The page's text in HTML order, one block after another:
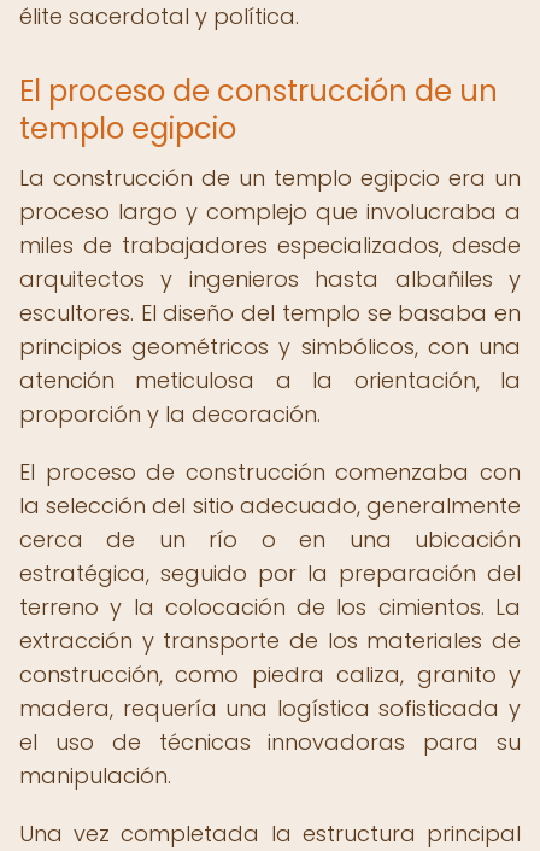
élite sacerdotal y política.
El proceso de construcción de un
templo egipcio
La construcción de un templo egipcio era un
proceso largo y complejo que involucraba a
miles de trabajadores especializados, desde
arquitectos y ingenieros hasta albañiles y
escultores. El diseño del templo se basaba en
principios geométricos y simbólicos, con una
atención meticulosa a la orientación, la
proporción y la decoración.
El proceso de construcción comenzaba con
la selección del sitio adecuado, generalmente
cerca de un río o en una ubicación
estratégica, seguido por la preparación del
terreno y la colocación de los cimientos. La
extracción y transporte de los materiales de
construcción, como piedra caliza, granito y
madera, requería una logística sofisticada y
el uso de técnicas innovadoras para su
manipulación.
Una vez completada la estructura principal